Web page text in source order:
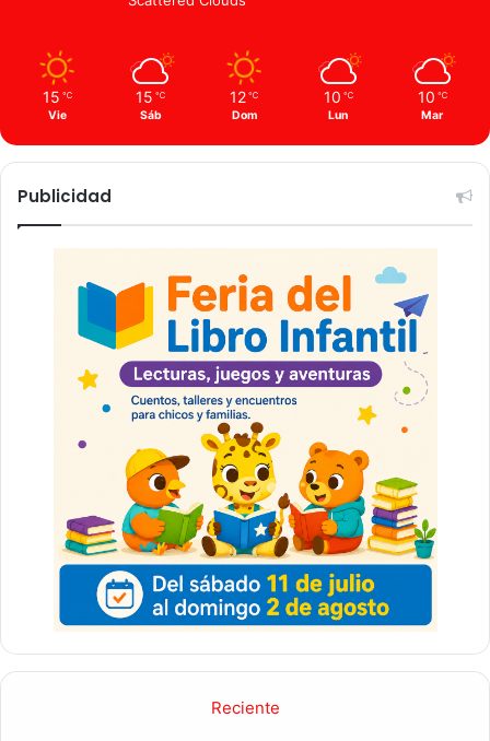
15 ℃
Vie
15 ℃
Sáb
12 ℃
Dom
10 ℃
Lun
10 ℃
Mar
Publicidad
Reciente